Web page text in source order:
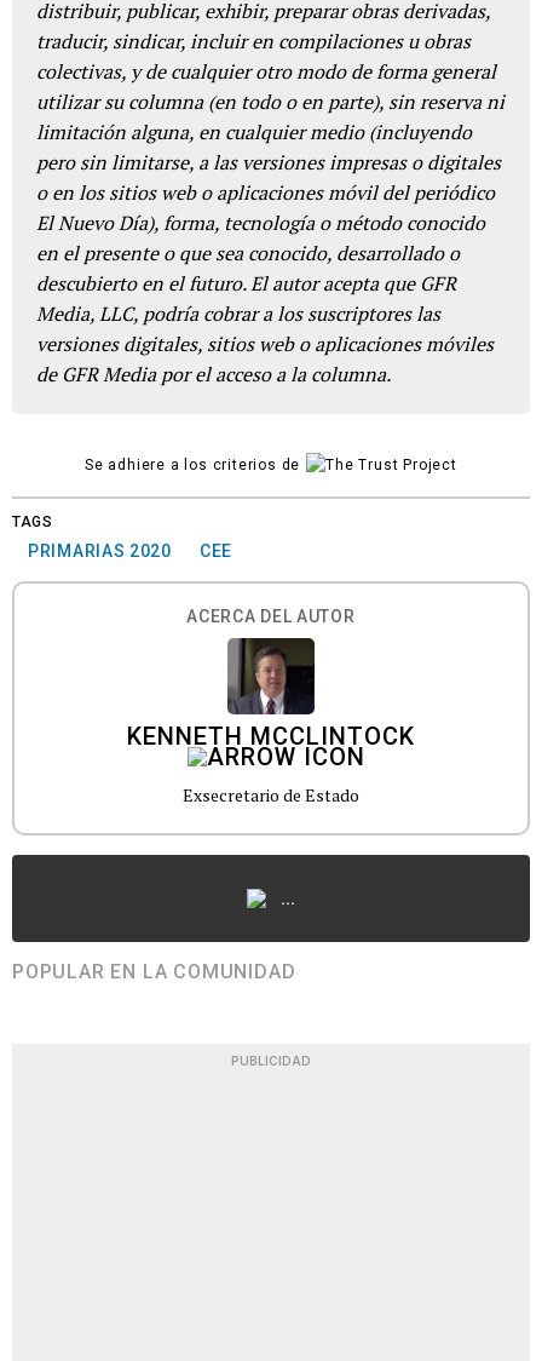
distribuir, publicar, exhibir, preparar obras derivadas,
traducir, sindicar, incluir en compilaciones u obras
colectivas, y de cualquier otro modo de forma general
utilizar su columna (en todo o en parte), sin reserva ni
limitación alguna, en cualquier medio (incluyendo
pero sin limitarse, a las versiones impresas o digitales
o en los sitios web o aplicaciones móvil del periódico
El Nuevo Día), forma, tecnología o método conocido
en el presente o que sea conocido, desarrollado o
descubierto en el futuro. El autor acepta que GFR
Media, LLC, podría cobrar a los suscriptores las
versiones digitales, sitios web o aplicaciones móviles
de GFR Media por el acceso a la columna.
Se adhiere a los criterios de
TAGS
PRIMARIAS 2020 CEE
ACERCA DEL AUTOR
KENNETH MCCLINTOCK
Exsecretario de Estado
...
POPULAR EN LA COMUNIDAD
PUBLICIDAD